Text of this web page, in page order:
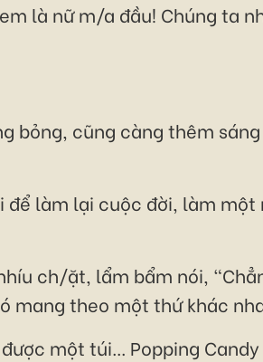
là nữ m/a đầu! Chúng ta
bỏng, cũng càng thêm
để làm lại cuộc đời, làm
ch/ặt, lẩm bẩm nói,
mang theo một thứ khác
một túi... Popping